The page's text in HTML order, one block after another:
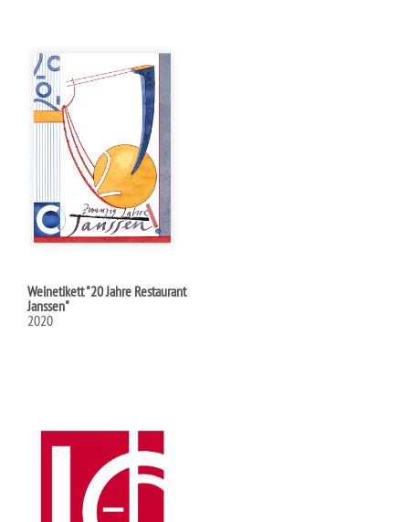
Weinetikett "20 Jahre Restaurant
Janssen"
2020